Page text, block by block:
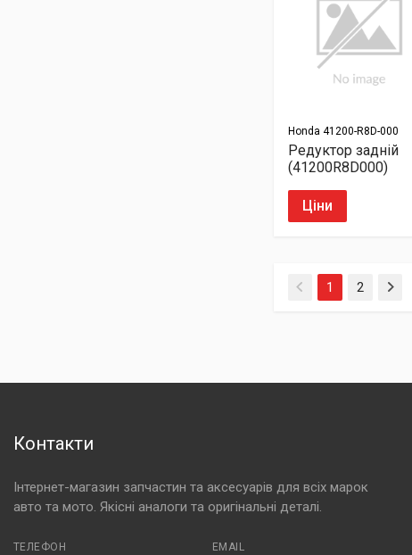
Honda 41200-R8D-000
Редуктор задній
(41200R8D000)
Ціни
1 (current)
2
Контакти
Інтернет-магазин запчастин та аксесуарів для всіх марок
авто та мото. Якісні аналоги та оригінальні деталі.
ТЕЛЕФОН EMAIL